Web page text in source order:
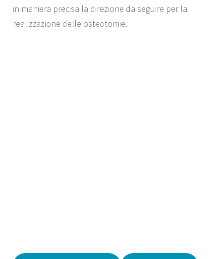
in maniera precisa la direzione da seguire per la
realizzazione delle osteotomie.